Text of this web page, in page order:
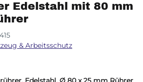
Edelstahl mit 80 mm
& Arbeitsschutz